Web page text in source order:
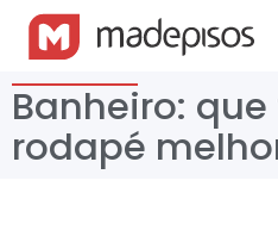
Banheiro:
rodapé